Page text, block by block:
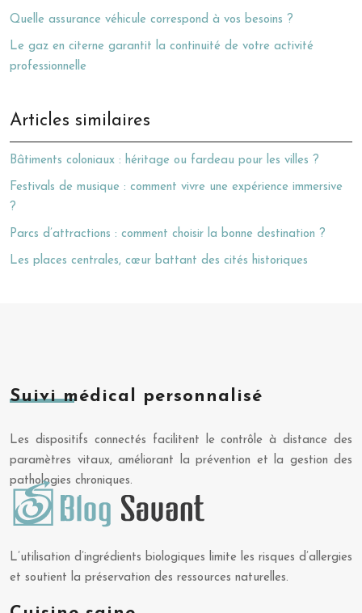
Quelle assurance véhicule correspond à vos besoins ?
Le gaz en citerne garantit la continuité de votre activité
professionnelle
Articles similaires
Bâtiments coloniaux : héritage ou fardeau pour les villes ?
Festivals de musique : comment vivre une expérience immersive
?
Parcs d’attractions : comment choisir la bonne destination ?
Les places centrales, cœur battant des cités historiques
Suivi médical personnalisé
Les dispositifs connectés facilitent le contrôle à distance des
paramètres vitaux, améliorant la prévention et la gestion des
pathologies chroniques.
L’utilisation d’ingrédients biologiques limite les risques d’allergies
et soutient la préservation des ressources naturelles.